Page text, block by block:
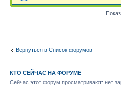
Вернуться в Список форумов
КТО СЕЙЧАС НА ФОРУМЕ
Сейчас этот форум просматривают: нет